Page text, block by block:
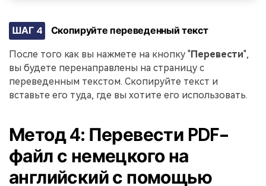
ШАГ 4 Скопируйте переведенный текст
После того как вы нажмете на кнопку "Перевести",
вы будете перенаправлены на страницу с
переведенным текстом. Скопируйте текст и
вставьте его туда, где вы хотите его использовать.
Метод 4: Перевести PDF-
файл с немецкого на
английский с помощью